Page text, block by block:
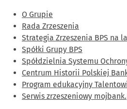
O Grupie
Rada Zrzeszenia
Strategia Zrzeszenia BPS na
Spółki Grupy BPS
Spółdzielnia Systemu
Centrum Historii Polskiej
Program edukacyjny
Serwis zrzeszeniowy